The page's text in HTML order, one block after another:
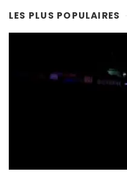
LES PLUS POPULAIRES